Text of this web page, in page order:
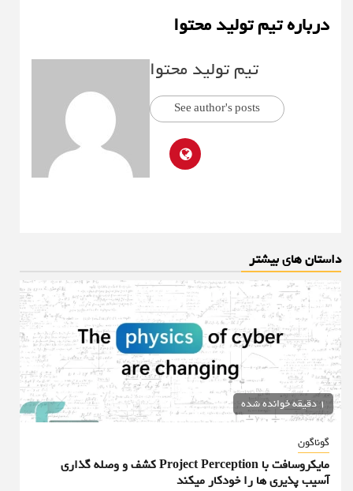
درباره تیم تولید محتوا
تیم تولید محتوا
See author's posts
داستان های بیشتر
1 دقیقه خوانده شده
گوناگون
مایکروسافت با Project Perception کشف و وصله گذاری
آسیب پذیری ها را خودکار میکند